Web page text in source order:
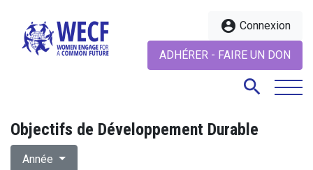
account_circle Connexion
ADHÉRER - FAIRE UN DON
search
Objectifs de Développement Durable
Année